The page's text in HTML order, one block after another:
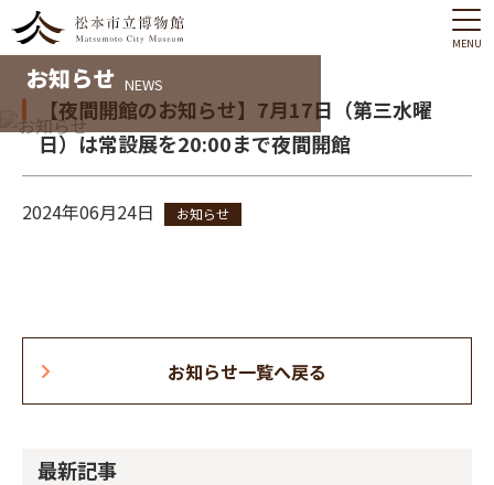
MENU
お知らせ NEWS
【夜間開館のお知らせ】7月17日（第三水曜
日）は常設展を20:00まで夜間開館
2024年06月24日 お知らせ
お知らせ一覧へ戻る
最新記事